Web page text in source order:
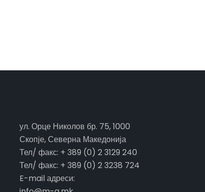
ул. Орце Николов бр. 75, 1000
Скопје, Северна Македонија
Тел/ факс: + 389 (0) 2 3129 240
Тел/ факс: + 389 (0) 2 3238 724
E-mail адреси: